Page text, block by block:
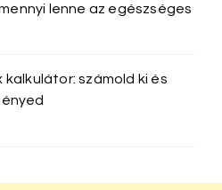
lenne az egészséges
számold ki és